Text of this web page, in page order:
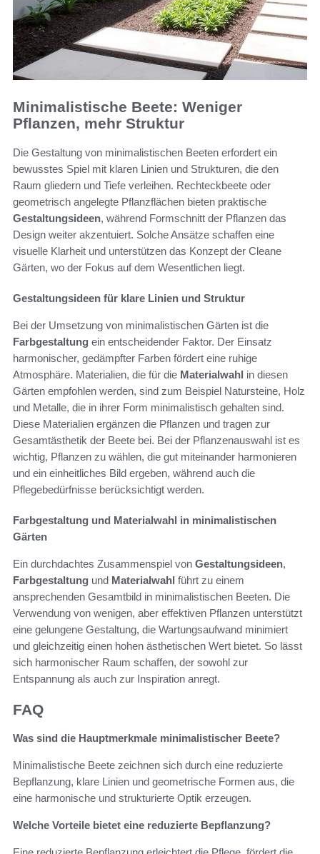
Minimalistische Beete: Weniger
Pflanzen, mehr Struktur
Die Gestaltung von minimalistischen Beeten erfordert ein
bewusstes Spiel mit klaren Linien und Strukturen, die den
Raum gliedern und Tiefe verleihen. Rechteckbeete oder
geometrisch angelegte Pflanzflächen bieten praktische
Gestaltungsideen, während Formschnitt der Pflanzen das
Design weiter akzentuiert. Solche Ansätze schaffen eine
visuelle Klarheit und unterstützen das Konzept der Cleane
Gärten, wo der Fokus auf dem Wesentlichen liegt.
Gestaltungsideen für klare Linien und Struktur
Bei der Umsetzung von minimalistischen Gärten ist die
Farbgestaltung ein entscheidender Faktor. Der Einsatz
harmonischer, gedämpfter Farben fördert eine ruhige
Atmosphäre. Materialien, die für die Materialwahl in diesen
Gärten empfohlen werden, sind zum Beispiel Natursteine, Holz
und Metalle, die in ihrer Form minimalistisch gehalten sind.
Diese Materialien ergänzen die Pflanzen und tragen zur
Gesamtästhetik der Beete bei. Bei der Pflanzenauswahl ist es
wichtig, Pflanzen zu wählen, die gut miteinander harmonieren
und ein einheitliches Bild ergeben, während auch die
Pflegebedürfnisse berücksichtigt werden.
Farbgestaltung und Materialwahl in minimalistischen
Gärten
Ein durchdachtes Zusammenspiel von Gestaltungsideen,
Farbgestaltung und Materialwahl führt zu einem
ansprechenden Gesamtbild in minimalistischen Beeten. Die
Verwendung von wenigen, aber effektiven Pflanzen unterstützt
eine gelungene Gestaltung, die Wartungsaufwand minimiert
und gleichzeitig einen hohen ästhetischen Wert bietet. So lässt
sich harmonischer Raum schaffen, der sowohl zur
Entspannung als auch zur Inspiration anregt.
FAQ
Was sind die Hauptmerkmale minimalistischer Beete?
Minimalistische Beete zeichnen sich durch eine reduzierte
Bepflanzung, klare Linien und geometrische Formen aus, die
eine harmonische und strukturierte Optik erzeugen.
Welche Vorteile bietet eine reduzierte Bepflanzung?